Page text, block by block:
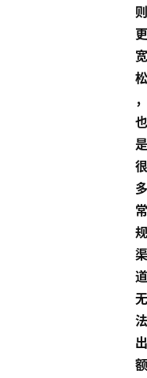
则
更
宽
松
，
也
是
很
多
常
规
渠
道
无
法
出
额